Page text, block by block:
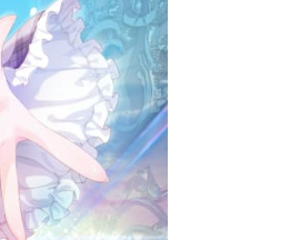
NEWS ニュース
ANIME
SPECIAL